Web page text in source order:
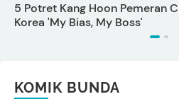
5 Potret Kang Hoon Pemeran
Korea 'My Bias, My Boss'
KOMIK BUNDA